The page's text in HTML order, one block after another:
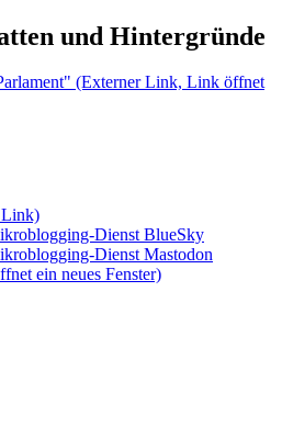
und Hintergründe
(Externer Link, Link öffnet
Link)
Dienst BlueSky
Dienst Mastodon
ein neues Fenster)